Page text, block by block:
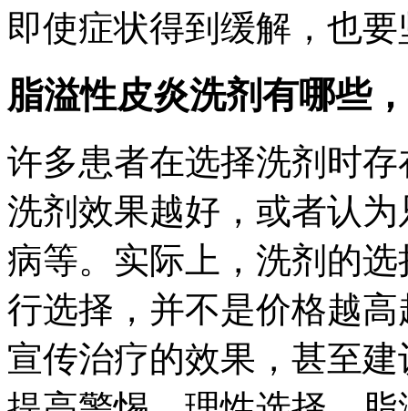
即使症状得到缓解，也
脂溢性皮炎洗剂有哪些
许多患者在选择洗剂时
洗剂效果越好，或者认
病等。实际上，洗剂的
行选择，并不是价格越
宣传治疗的效果，甚至